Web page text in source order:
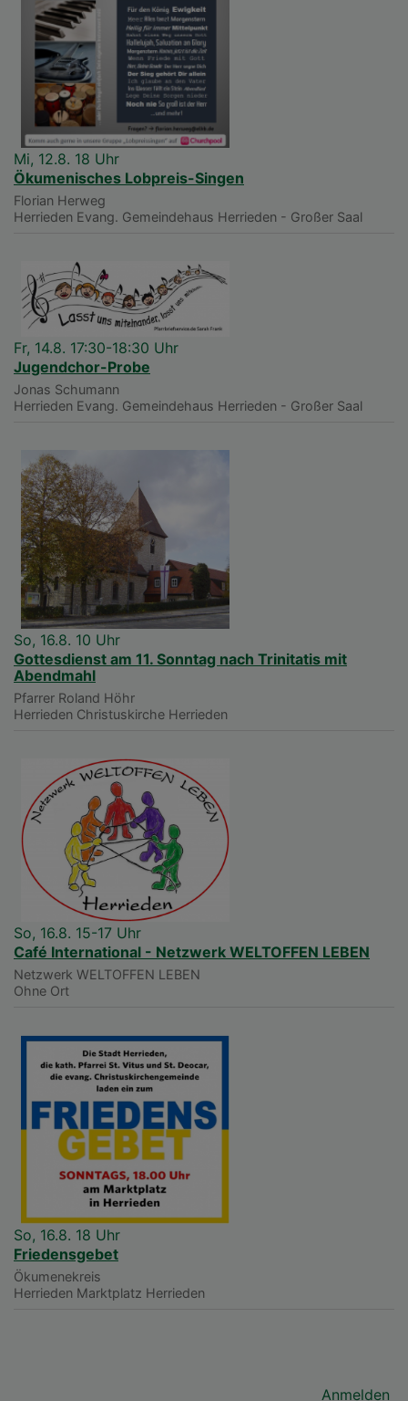
Mi, 12.8. 18 Uhr
Ökumenisches Lobpreis-Singen
Florian Herweg
Herrieden Evang. Gemeindehaus Herrieden - Großer Saal
Fr, 14.8. 17:30-18:30 Uhr
Jugendchor-Probe
Jonas Schumann
Herrieden Evang. Gemeindehaus Herrieden - Großer Saal
So, 16.8. 10 Uhr
Gottesdienst am 11. Sonntag nach Trinitatis mit
Abendmahl
Pfarrer Roland Höhr
Herrieden Christuskirche Herrieden
So, 16.8. 15-17 Uhr
Café International - Netzwerk WELTOFFEN LEBEN
Netzwerk WELTOFFEN LEBEN
Ohne Ort
So, 16.8. 18 Uhr
Friedensgebet
Ökumenekreis
Herrieden Marktplatz Herrieden
Anmelden